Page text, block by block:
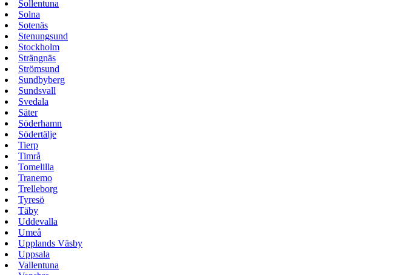
Sollentuna
Solna
Sotenäs
Stenungsund
Stockholm
Strängnäs
Strömsund
Sundbyberg
Sundsvall
Svedala
Säter
Söderhamn
Södertälje
Tierp
Timrå
Tomelilla
Tranemo
Trelleborg
Tyresö
Täby
Uddevalla
Umeå
Upplands Väsby
Uppsala
Vallentuna